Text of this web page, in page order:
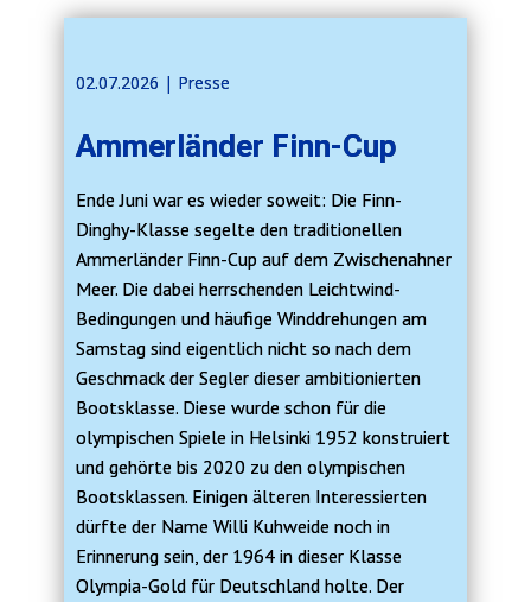
02.07.2026 | ​​Presse
Ammerländer Finn-Cup
Ende Juni war es wieder soweit: Die Finn-
Dinghy-Klasse segelte den traditionellen
Ammerländer Finn-Cup auf dem Zwischenahner
Meer. Die dabei herrschenden Leichtwind-
Bedingungen und häufige Winddrehungen am
Samstag sind eigentlich nicht so nach dem
Geschmack der Segler dieser ambitionierten
Bootsklasse. Diese wurde schon für die
olympischen Spiele in Helsinki 1952 konstruiert
und gehörte bis 2020 zu den olympischen
Bootsklassen. Einigen älteren Interessierten
dürfte der Name Willi Kuhweide noch in
Erinnerung sein, der 1964 in dieser Klasse
Olympia-Gold für Deutschland holte. Der